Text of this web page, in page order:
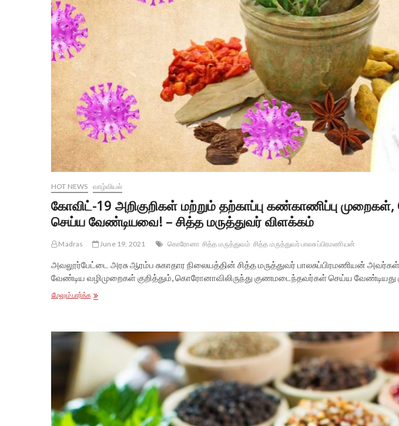
HOT NEWS வாழ்வியல்
கோவிட்-19 அறிகுறிகள் மற்றும் தற்காப்பு கண்காணிப்பு
செய்ய வேண்டியவை! – சித்த மருத்துவர் விளக்கம்
Madras June 19, 2021 கொரோனா சித்த மருத்துவம் சித்த மருத்துவர் பாலசுப்பிரமணியன்
அவலூர்பேட்டை அரசு ஆரம்ப சுகாதார நிலையத்தின் சித்த மருத்துவர் பாலசுப்பிரமணியன்
வேண்டிய வழிமுறைகள் குறித்தும், கொரோனாவிலிருந்து குணமடைந்தவர்கள் செய்ய வேண்டியது
மேலும் பார்க்ககோவிட்-19
கண்காணிப்பு
செய்ய
வேண்டியவை!
–
சித்த
மருத்துவர்